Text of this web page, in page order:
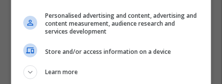
Personalised advertising and content, advertising and
content measurement, audience research and
services development
Store and/or access information on a device
Learn more